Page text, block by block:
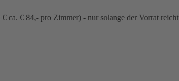
ca. € 84,- pro Zimmer) - nur solange der Vorrat reicht